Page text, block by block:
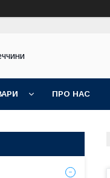
ПРО НАС